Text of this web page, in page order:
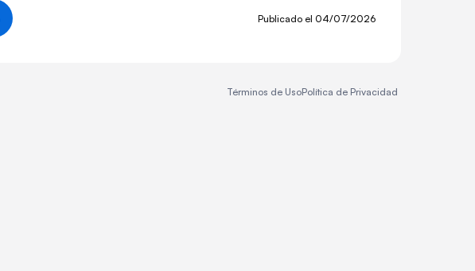
Publicado el 04/07/2026
Términos de UsoPolítica de Privacidad